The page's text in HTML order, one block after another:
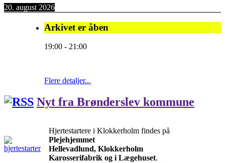
20. august 2026
Arkivet er åben
19:00 - 21:00
Flere detaljer...
Nyt fra Brønderslev kommune
Hjertestartere i Klokkerholm findes på
Plejehjemmet
Hellevadlund, Klokkerholm
Karosserifabrik og i Lægehuset.